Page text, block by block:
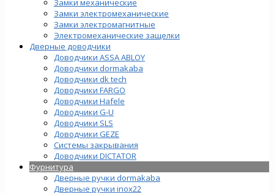
Замки электромеханические
Замки электромагнитные
Электромеханические защелки
Дверные доводчики
Доводчики ASSA ABLOY
Доводчики dormakaba
Доводчики dk tech
Доводчики FARGO
Доводчики Hafele
Доводчики G-U
Доводчики SLS
Доводчики GEZE
Cистемы закрывания
Доводчики DICTATOR
Фурнитура
Дверные ручки dormakaba
Дверные ручки inox22